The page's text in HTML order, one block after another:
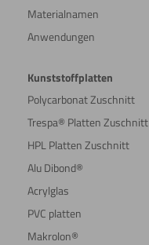
Materialnamen
Anwendungen
Kunststoffplatten
Polycarbonat Zuschnitt
Trespa® Platten Zuschnitt
HPL Platten Zuschnitt
Alu Dibond®
Acrylglas
PVC platten
Makrolon®